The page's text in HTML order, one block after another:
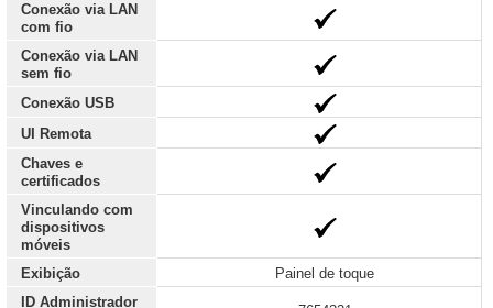
Conexão via LAN
com fio
Conexão via LAN
sem fio
Conexão USB
UI Remota
Chaves e
certificados
Vinculando com
dispositivos
móveis
Exibição
Painel de toque
ID Administrador